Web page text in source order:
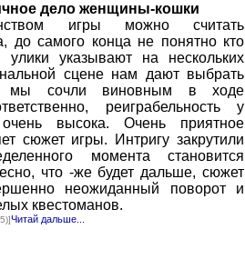
дело женщины-кошки
игры можно считать
до самого конца не понятно кто
указывают на нескольких
сцене нам дают выбрать
мы сочли виновным в ходе
реиграбельность у
высока. Очень приятное
сюжет игры. Интригу закрутили
момента становится
что -же будет дальше, сюжет
неожиданный поворот и
квестоманов.
Читай дальше...